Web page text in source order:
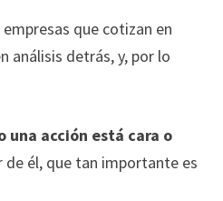
que cotizan en
análisis detrás, y, por lo
una acción está cara o
de él, que tan importante es